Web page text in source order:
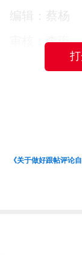
录取期间
设置咨询
咨询事宜。
694891，
0—6:00。
咨询信访
编辑：蔡杨
审核：李珩
主编：匡丽娜
《关于做好跟帖评论